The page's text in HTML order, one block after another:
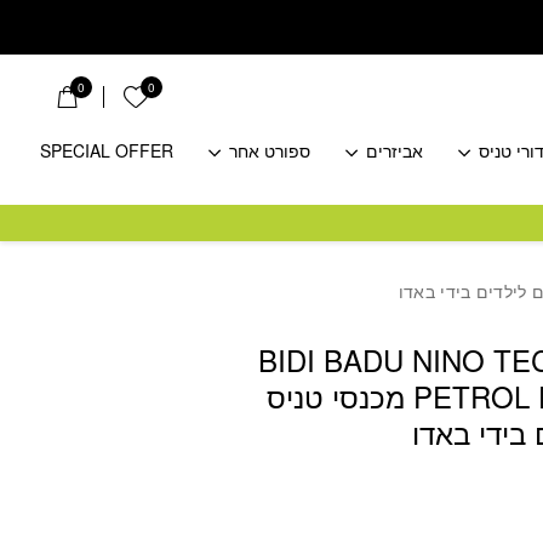
0 הרשימה שלי
0
טניס אביזרים ספורט אחר
SPECIAL OFFER
BIDI BADU NINO
PETROL DARK BLUE מכנסי טניס
בידי באדו